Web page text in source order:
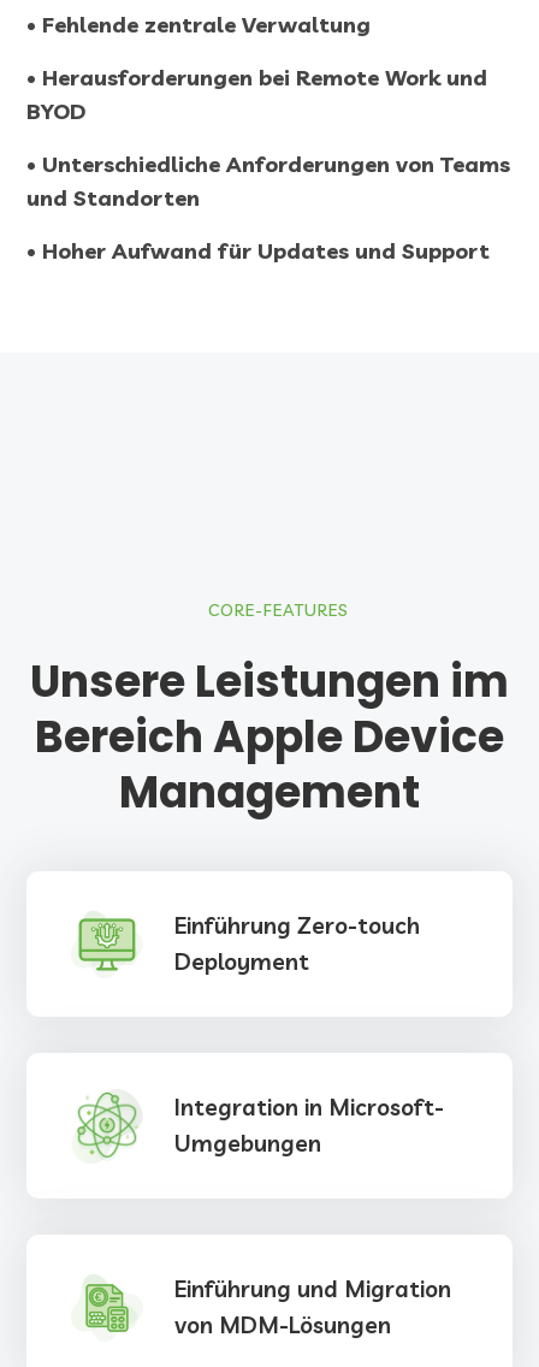
• Fehlende zentrale Verwaltung
• Herausforderungen bei Remote Work und
BYOD
• Unterschiedliche Anforderungen von Teams
und Standorten
• Hoher Aufwand für Updates und Support
CORE-FEATURES
Unsere Leistungen im
Bereich Apple Device
Management
Einführung Zero-touch
Deployment
Integration in Microsoft-
Umgebungen
Einführung und Migration
von MDM-Lösungen